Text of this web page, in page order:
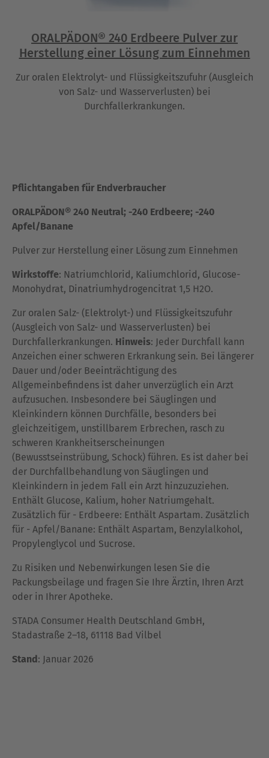
ORALPÄDON® 240 Erdbeere Pulver zur
Herstellung einer Lösung zum Einnehmen
Zur oralen Elektrolyt- und Flüssigkeitszufuhr (Ausgleich
von Salz- und Wasserverlusten) bei
Durchfallerkrankungen.
Pflichtangaben für Endverbraucher
ORALPÄDON® 240 Neutral; -240 Erdbeere; -240
Apfel/Banane
Pulver zur Herstellung einer Lösung zum Einnehmen
Wirkstoffe: Natriumchlorid, Kaliumchlorid, Glucose-
Monohydrat, Dinatriumhydrogencitrat 1,5 H2O.
Zur oralen Salz- (Elektrolyt-) und Flüssigkeitszufuhr
(Ausgleich von Salz- und Wasserverlusten) bei
Durchfallerkrankungen. Hinweis: Jeder Durchfall kann
Anzeichen einer schweren Erkrankung sein. Bei längerer
Dauer und/oder Beeinträchtigung des
Allgemeinbefindens ist daher unverzüglich ein Arzt
aufzusuchen. Insbesondere bei Säuglingen und
Kleinkindern können Durchfälle, besonders bei
gleichzeitigem, unstillbarem Erbrechen, rasch zu
schweren Krankheitserscheinungen
(Bewusstseinstrübung, Schock) führen. Es ist daher bei
der Durchfallbehandlung von Säuglingen und
Kleinkindern in jedem Fall ein Arzt hinzuzuziehen.
Enthält Glucose, Kalium, hoher Natriumgehalt.
Zusätzlich für - Erdbeere: Enthält Aspartam. Zusätzlich
für - Apfel/Banane: Enthält Aspartam, Benzylalkohol,
Propylenglycol und Sucrose.
Zu Risiken und Nebenwirkungen lesen Sie die
Packungsbeilage und fragen Sie Ihre Ärztin, Ihren Arzt
oder in Ihrer Apotheke.
STADA Consumer Health Deutschland GmbH,
Stadastraße 2–18, 61118 Bad Vilbel
Stand: Januar 2026